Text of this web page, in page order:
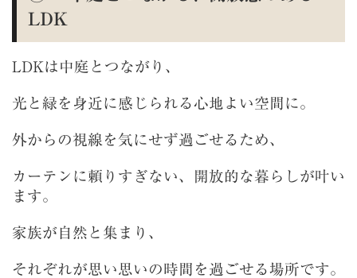
LDK
LDKは中庭とつながり、
光と緑を身近に感じられる心地よい空間に。
外からの視線を気にせず過ごせるため、
カーテンに頼りすぎない、開放的な暮らしが叶い
ます。
家族が自然と集まり、
それぞれが思い思いの時間を過ごせる場所です。